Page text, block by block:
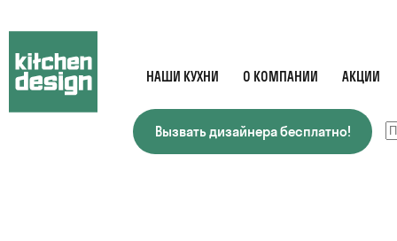
НАШИ КУХНИ О КОМПАНИИ АКЦИИ
Вызвать дизайнера бесплатно!